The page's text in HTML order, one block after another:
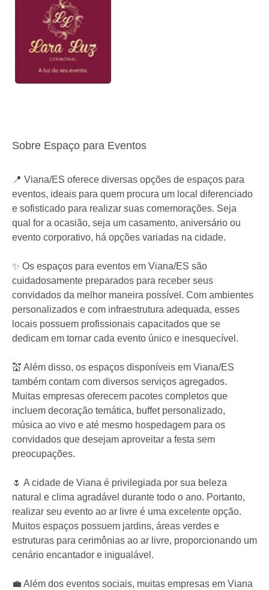
Sobre Espaço para Eventos
📍 Viana/ES oferece diversas opções de espaços para
eventos, ideais para quem procura um local diferenciado
e sofisticado para realizar suas comemorações. Seja
qual for a ocasião, seja um casamento, aniversário ou
evento corporativo, há opções variadas na cidade.
✨ Os espaços para eventos em Viana/ES são
cuidadosamente preparados para receber seus
convidados da melhor maneira possível. Com ambientes
personalizados e com infraestrutura adequada, esses
locais possuem profissionais capacitados que se
dedicam em tornar cada evento único e inesquecível.
💒 Além disso, os espaços disponíveis em Viana/ES
também contam com diversos serviços agregados.
Muitas empresas oferecem pacotes completos que
incluem decoração temática, buffet personalizado,
música ao vivo e até mesmo hospedagem para os
convidados que desejam aproveitar a festa sem
preocupações.
🌷 A cidade de Viana é privilegiada por sua beleza
natural e clima agradável durante todo o ano. Portanto,
realizar seu evento ao ar livre é uma excelente opção.
Muitos espaços possuem jardins, áreas verdes e
estruturas para cerimônias ao ar livre, proporcionando um
cenário encantador e inigualável.
💼 Além dos eventos sociais, muitas empresas em Viana